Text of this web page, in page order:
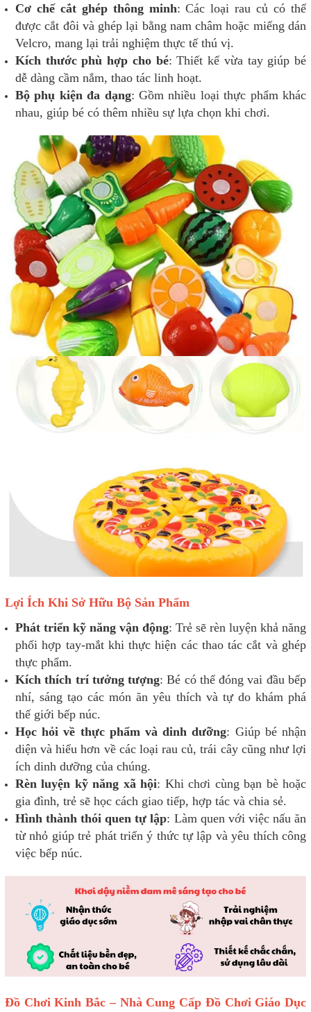
Cơ chế cắt ghép thông minh: Các loại rau củ có thể
được cắt đôi và ghép lại bằng nam châm hoặc miếng dán
Velcro, mang lại trải nghiệm thực tế thú vị.
Kích thước phù hợp cho bé: Thiết kế vừa tay giúp bé
dễ dàng cầm nắm, thao tác linh hoạt.
Bộ phụ kiện đa dạng: Gồm nhiều loại thực phẩm khác
nhau, giúp bé có thêm nhiều sự lựa chọn khi chơi.
Lợi Ích Khi Sở Hữu Bộ Sản Phẩm
Phát triển kỹ năng vận động: Trẻ sẽ rèn luyện khả năng
phối hợp tay-mắt khi thực hiện các thao tác cắt và ghép
thực phẩm.
Kích thích trí tưởng tượng: Bé có thể đóng vai đầu bếp
nhí, sáng tạo các món ăn yêu thích và tự do khám phá
thế giới bếp núc.
Học hỏi về thực phẩm và dinh dưỡng: Giúp bé nhận
diện và hiểu hơn về các loại rau củ, trái cây cũng như lợi
ích dinh dưỡng của chúng.
Rèn luyện kỹ năng xã hội: Khi chơi cùng bạn bè hoặc
gia đình, trẻ sẽ học cách giao tiếp, hợp tác và chia sẻ.
Hình thành thói quen tự lập: Làm quen với việc nấu ăn
từ nhỏ giúp trẻ phát triển ý thức tự lập và yêu thích công
việc bếp núc.
Đồ Chơi Kinh Bắc – Nhà Cung Cấp Đồ Chơi Giáo Dục